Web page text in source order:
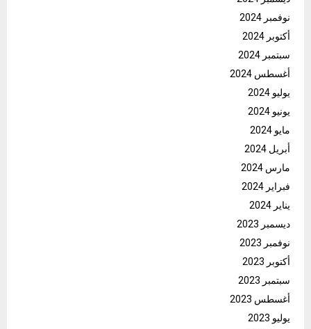
نوفمبر 2024
أكتوبر 2024
سبتمبر 2024
أغسطس 2024
يوليو 2024
يونيو 2024
مايو 2024
أبريل 2024
مارس 2024
فبراير 2024
يناير 2024
ديسمبر 2023
نوفمبر 2023
أكتوبر 2023
سبتمبر 2023
أغسطس 2023
يوليو 2023